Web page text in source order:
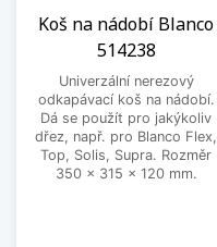
Koš na nádobí Blanco
514238
Univerzální nerezový
odkapávací koš na nádobí.
Dá se použít pro jakýkoliv
dřez, např. pro Blanco Flex,
Top, Solis, Supra. Rozměr
350 x 315 x 120 mm.